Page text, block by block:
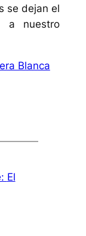
se dejan el
a nuestro
Blanca
El